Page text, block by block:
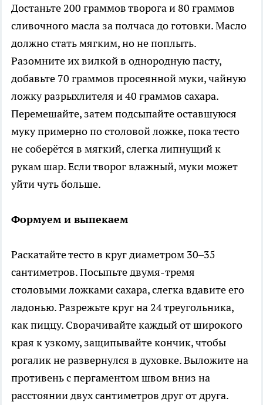
Достаньте 200 граммов творога и 80 граммов
сливочного масла за полчаса до готовки. Масло
должно стать мягким, но не поплыть.
Разомните их вилкой в однородную пасту,
добавьте 70 граммов просеянной муки, чайную
ложку разрыхлителя и 40 граммов сахара.
Перемешайте, затем подсыпайте оставшуюся
муку примерно по столовой ложке, пока тесто
не соберётся в мягкий, слегка липнущий к
рукам шар. Если творог влажный, муки может
уйти чуть больше.
Формуем и выпекаем
Раскатайте тесто в круг диаметром 30–35
сантиметров. Посыпьте двумя-тремя
столовыми ложками сахара, слегка вдавите его
ладонью. Разрежьте круг на 24 треугольника,
как пиццу. Сворачивайте каждый от широкого
края к узкому, защипывайте кончик, чтобы
рогалик не развернулся в духовке. Выложите на
противень с пергаментом швом вниз на
расстоянии двух сантиметров друг от друга.